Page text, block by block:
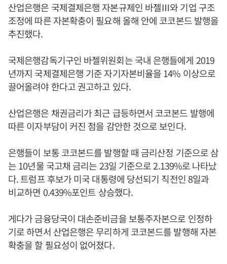
산업은행은 국제결제은행 자본규제인 바젤Ⅲ와 기업 구조
조정에 따른 자본확충이 필요해 올해 안에 코코본드 발행을
추진했다.
국제은행감독기구인 바젤위원회는 국내 은행들에게 2019
년까지 국제결제은행 기준 자기자본비율을 14% 이상으로
끌어올려야 한다고 권고하고 있다.
산업은행은 채권금리가 최근 급등하면서 코코본드 발행에
따른 이자부담이 커진 점을 감안한 것으로 보인다.
은행들이 보통 코코본드를 발행할 때 금리산정 기준으로 삼
는 10년물 국고채 금리는 23일 기준으로 2.139%로 나타났
다. 트럼프 후보가 미국 대통령에 당선되기 직전인 8일과
비교하면 0.439%포인트 상승했다.
게다가 금융당국이 대손준비금을 보통주자본으로 인정하
기로 하면서 산업은행은 무리하게 코코본드를 발행해 자본
확충을 할 필요성이 없어졌다.